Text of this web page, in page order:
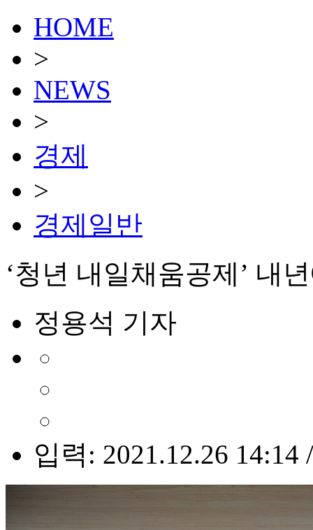
HOME
>
NEWS
>
경제
>
경제일반
‘청년 내일채움공제’ 내
정용석 기자
입력: 2021.12.26 14:14